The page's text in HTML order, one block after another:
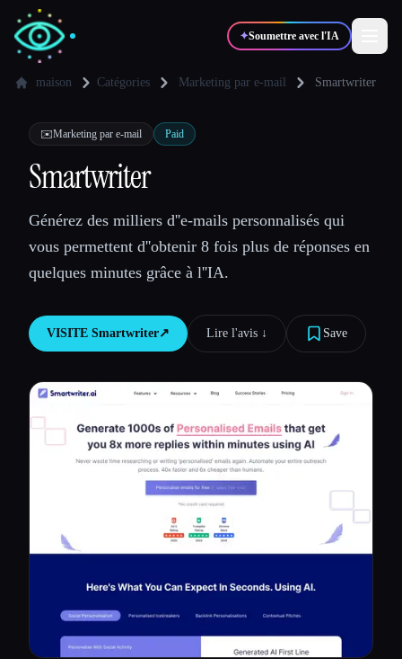
✦Soumettre avec l'IA
✍️Auteurs
💻
🎓Étudiants 🎬 Créateurs
Blog
Comparer les outils
Toutes les catégories
maison Catégories Marketing par e-mail Smartwriter
✉️Marketing par e-mail Paid
Smartwriter
Générez des milliers d''e-mails personnalisés qui
vous permettent d''obtenir 8 fois plus de réponses en
quelques minutes grâce à l''IA.
VISITE Smartwriter↗︎ Lire l'avis ↓︎ Save